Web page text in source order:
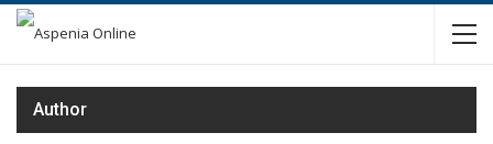
Author